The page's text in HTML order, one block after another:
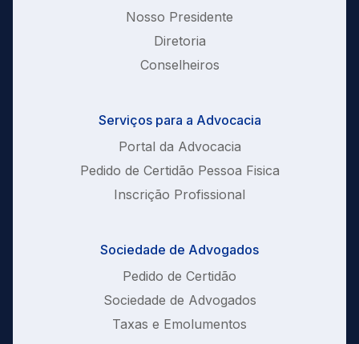
Nosso Presidente
Diretoria
Conselheiros
Serviços para a Advocacia
Portal da Advocacia
Pedido de Certidão Pessoa Fisica
Inscrição Profissional
Sociedade de Advogados
Pedido de Certidão
Sociedade de Advogados
Taxas e Emolumentos